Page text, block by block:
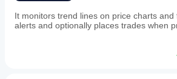
It monitors trend lines on price charts
alerts and optionally places trades when